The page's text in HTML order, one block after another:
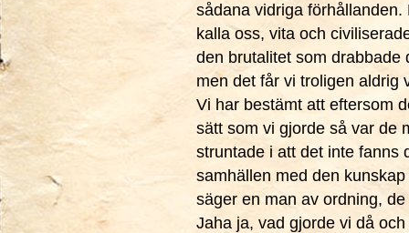
sådana vidriga
kalla oss, vita och
den brutalitet som drabbade
men det får vi troligen aldrig
Vi har bestämt att eftersom
sätt som vi gjorde så var de
struntade i att det inte fanns
samhällen med den
säger en man av ordning,
Jaha ja, vad gjorde vi då